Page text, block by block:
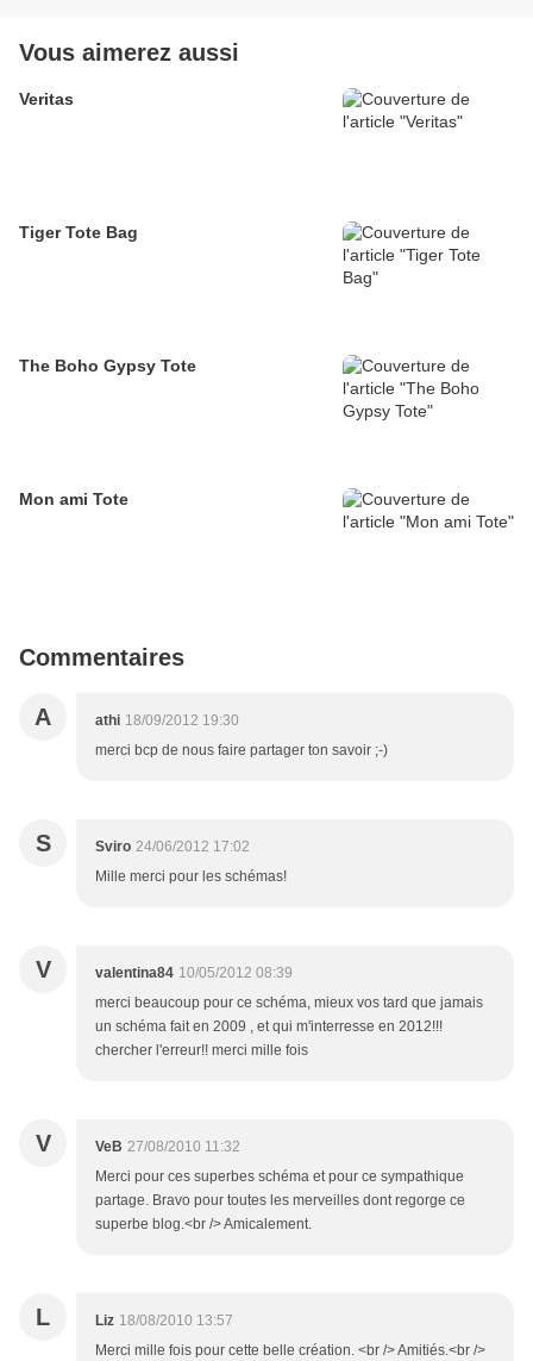
Vous aimerez aussi
Veritas
Tiger Tote Bag
The Boho Gypsy Tote
Mon ami Tote
Commentaires
A athi 18/09/2012 19:30
merci bcp de nous faire partager ton savoir ;-)
S Sviro 24/06/2012 17:02
Mille merci pour les schémas!
V valentina84 10/05/2012 08:39
merci beaucoup pour ce schéma, mieux vos tard que jamais
un schéma fait en 2009 , et qui m'interresse en 2012!!!
chercher l'erreur!! merci mille fois
V VeB 27/08/2010 11:32
Merci pour ces superbes schéma et pour ce sympathique
partage. Bravo pour toutes les merveilles dont regorge ce
superbe blog.<br /> Amicalement.
L Liz 18/08/2010 13:57
Merci mille fois pour cette belle création. <br /> Amitiés.<br />